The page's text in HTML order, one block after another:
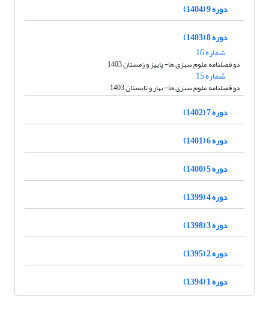
دوره 9 (1404)
دوره 8 (1403)
شماره 16
دو فصلنامه علوم سبزی ها- پاییز و زمستان 1403
شماره 15
دو فصلنامه علوم سبزی ها- بهار و تابستان 1403
دوره 7 (1402)
دوره 6 (1401)
دوره 5 (1400)
دوره 4 (1399)
دوره 3 (1398)
دوره 2 (1395)
دوره 1 (1394)